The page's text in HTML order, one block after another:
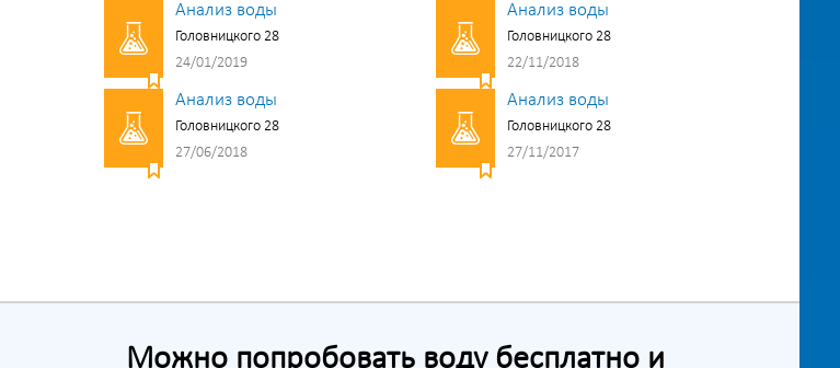
Анализ воды
Головницкого 28
24/01/2019
Анализ воды
Головницкого 28
22/11/2018
Анализ воды
Головницкого 28
27/06/2018
Анализ воды
Головницкого 28
27/11/2017
Можно попробовать воду бесплатно и